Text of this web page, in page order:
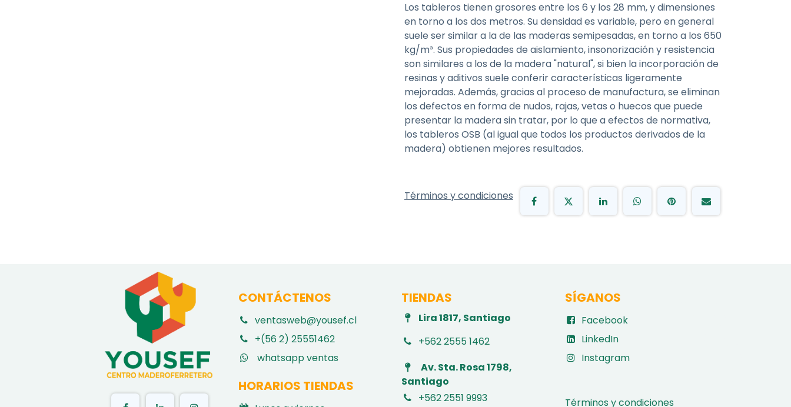
Los tableros tienen grosores entre los 6 y los 28 mm, y dimensiones
en torno a los dos metros. Su densidad es variable, pero en general
suele ser similar a la de las maderas semipesadas, en torno a los 650
kg/m³. Sus propiedades de aislamiento, insonorización y resistencia
son similares a los de la madera "natural", si bien la incorporación de
resinas y aditivos suele conferir características ligeramente
mejoradas. Además, gracias al proceso de manufactura, se eliminan
los defectos en forma de nudos, rajas, vetas o huecos que puede
presentar la madera sin tratar, por lo que a efectos de normativa,
los tableros OSB (al igual que todos los productos derivados de la
madera) obtienen mejores resultados.
Términos y condiciones
CONTÁCTENOS
ventasweb@yousef.cl
+(56 2) 25551462
whatsapp ventas
HORARIOS TIENDAS
TIENDAS
Lira 1817, Santiago
+562 2555 1462
Av. Sta. Rosa 1798,
Santiago
+562 2551 9993
SÍGANOS
Facebook
LinkedIn
Instagram
Términos y condiciones